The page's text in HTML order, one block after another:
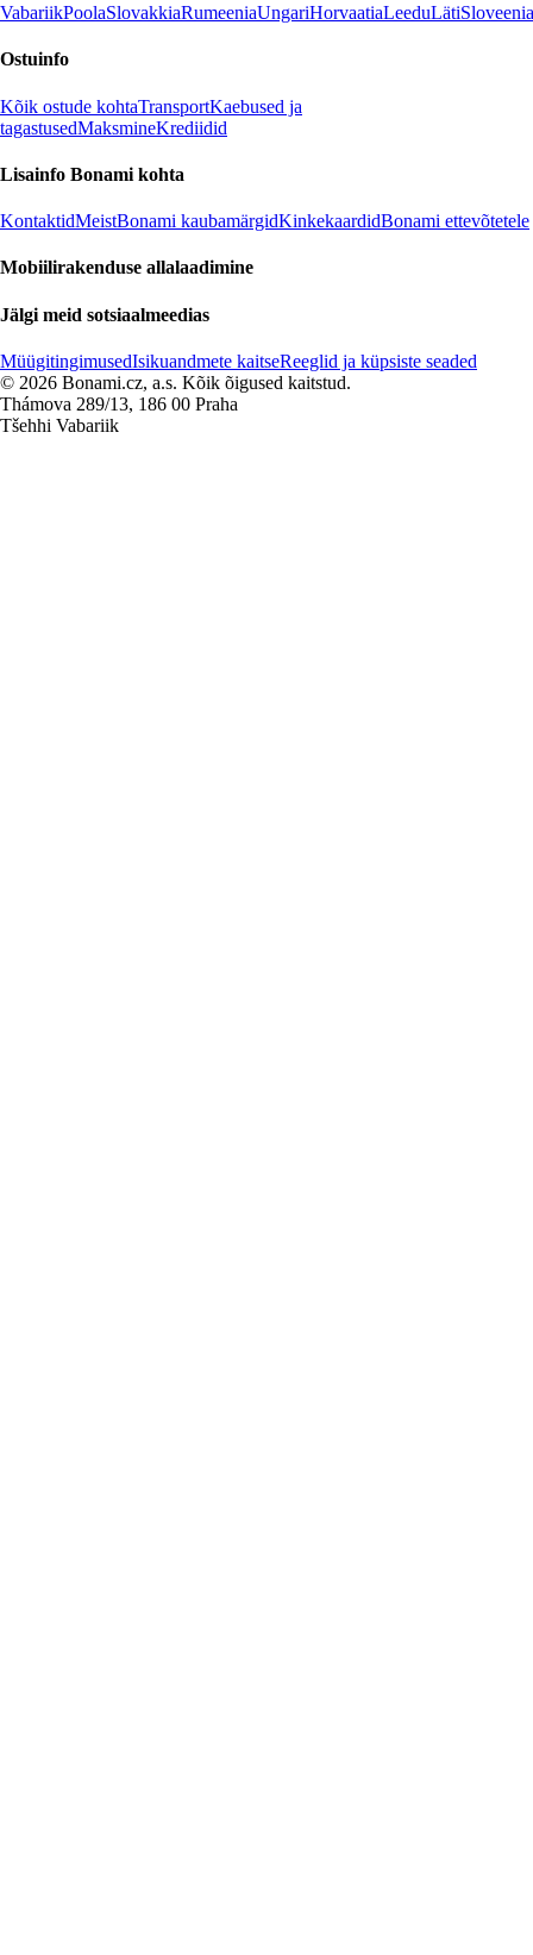
VabariikPoolaSlovakkiaRumeeniaUngariHorvaatiaLeeduLätiSloveenia
Ostuinfo
Kõik ostude kohtaTransportKaebused ja
tagastusedMaksmineKrediidid
Lisainfo Bonami kohta
KontaktidMeistBonami kaubamärgidKinkekaardidBonami ettevõtetele
Mobiilirakenduse allalaadimine
Jälgi meid sotsiaalmeedias
MüügitingimusedIsikuandmete kaitseReeglid ja küpsiste seaded
© 2026 Bonami.cz, a.s. Kõik õigused kaitstud.
Thámova 289/13, 186 00 Praha
Tšehhi Vabariik